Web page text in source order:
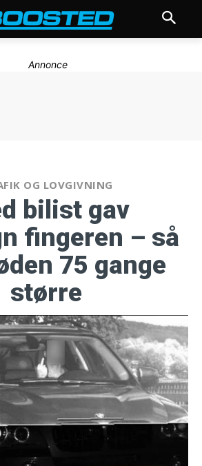
Annonce
OG LOVGIVNING
bilist gav
fingeren – så
75 gange
større